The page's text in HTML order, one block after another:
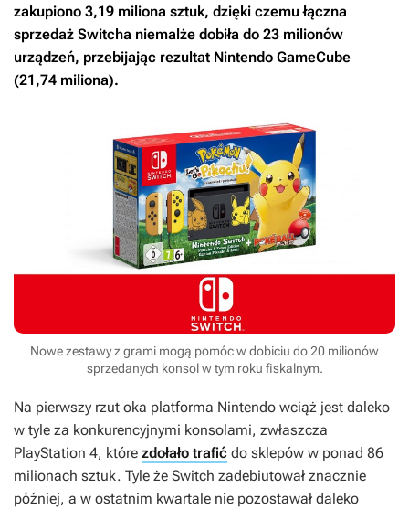
zakupiono 3,19 miliona sztuk, dzięki czemu łączna
sprzedaż Switcha niemalże dobiła do 23 milionów
urządzeń, przebijając rezultat Nintendo GameCube
(21,74 miliona).
Nowe zestawy z grami mogą pomóc w dobiciu do 20 milionów
sprzedanych konsol w tym roku fiskalnym.
Na pierwszy rzut oka platforma Nintendo wciąż jest daleko
w tyle za konkurencyjnymi konsolami, zwłaszcza
PlayStation 4, które zdołało trafić do sklepów w ponad 86
milionach sztuk. Tyle że Switch zadebiutował znacznie
później, a w ostatnim kwartale nie pozostawał daleko